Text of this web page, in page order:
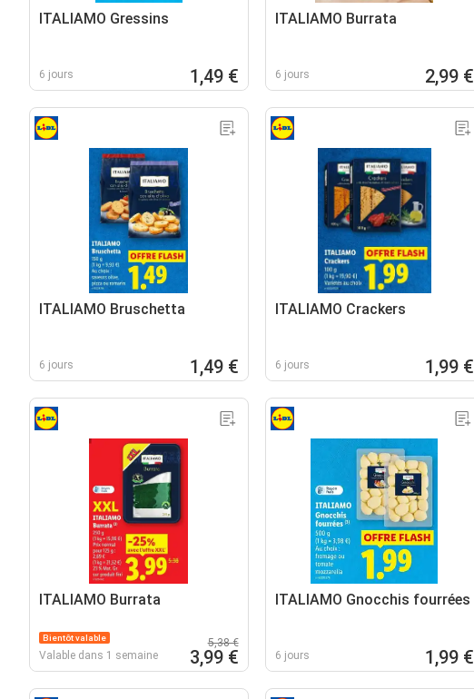
ITALIAMO Gressins
6 jours 1,49 €
ITALIAMO Burrata
6 jours 2,99 €
ITALIAMO Bruschetta
6 jours 1,49 €
ITALIAMO Crackers
6 jours 1,99 €
ITALIAMO Burrata
Bientôt valable
Valable dans 1 semaine
5,38 €
3,99 €
ITALIAMO Gnocchis fourrées
6 jours 1,99 €